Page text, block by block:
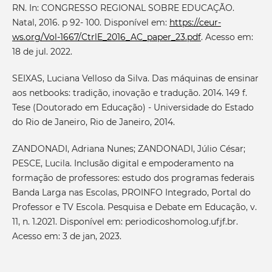
RN. In: CONGRESSO REGIONAL SOBRE EDUCAÇÃO.
Natal, 2016. p 92- 100. Disponível em: https://ceur-
ws.org/Vol-1667/CtrlE_2016_AC_paper_23.pdf. Acesso em:
18 de jul. 2022.
SEIXAS, Luciana Velloso da Silva. Das máquinas de ensinar
aos netbooks: tradição, inovação e tradução. 2014. 149 f.
Tese (Doutorado em Educação) - Universidade do Estado
do Rio de Janeiro, Rio de Janeiro, 2014.
ZANDONADI, Adriana Nunes; ZANDONADI, Júlio César;
PESCE, Lucila. Inclusão digital e empoderamento na
formação de professores: estudo dos programas federais
Banda Larga nas Escolas, PROINFO Integrado, Portal do
Professor e TV Escola. Pesquisa e Debate em Educação, v.
11, n. 1.2021. Disponível em: periodicoshomolog.ufjf.br.
Acesso em: 3 de jan, 2023.